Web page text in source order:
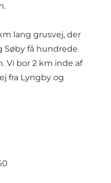
lang grusvej, der
Søby få hundrede
Vi bor 2 km inde af
fra Lyngby og